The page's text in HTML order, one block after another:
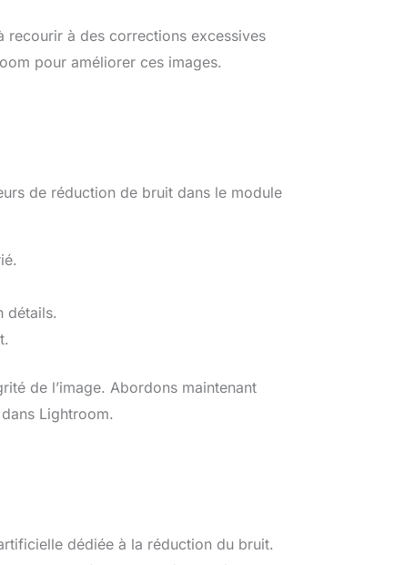
cet objectif d’appareil
photo Canon produit une
qualité d'image
recourir à des corrections excessives
pour améliorer ces images.
de réduction de bruit dans le module
détails.
de l’image. Abordons maintenant
Lightroom.
dédiée à la réduction du bruit.